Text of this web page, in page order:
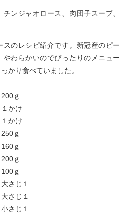
ンジャオロース、肉団子スープ、
スのレシピ紹介です。新冠産のピー
やわらかいのでぴったりのメニュー
かり食べていました。
ｇ
かけ
かけ
ｇ
ｇ
ｇ
ｇ
さじ１
さじ１
さじ１